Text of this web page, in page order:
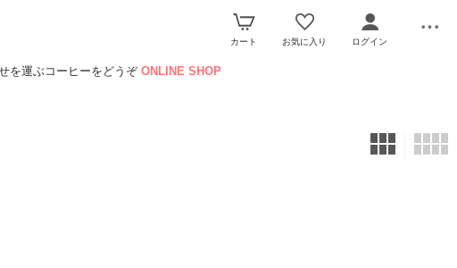
カート お気に入り ログイン
を運ぶコーヒーをどうぞ ONLINE SHOP